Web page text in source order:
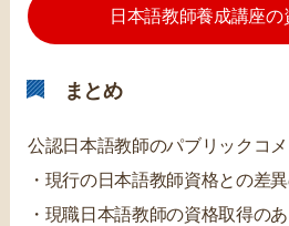
日本語教師養成講座の
まとめ
公認日本語教師のパブリックコメ
・現行の日本語教師資格との差
・現職日本語教師の資格取得の